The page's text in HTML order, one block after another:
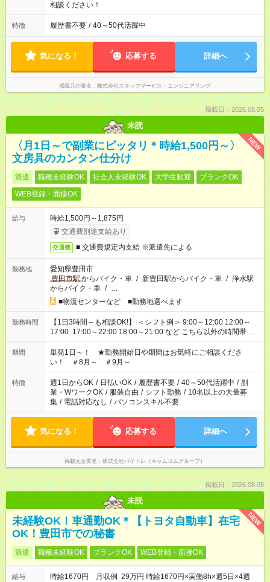
相談ください！
特徴 履歴書不要 / 40～50代活躍中
気になる！ 応募する 詳細へ
掲載元企業名 株式会社スタッフサービス・エンジニアリング
掲載日：2026.08.05
未読
NEW
〈月1日～で副業にピッタリ＊時給1,500円～〉
文房具のカンタン仕分け
派遣 職種未経験OK 社会人未経験OK 大学生歓迎
ブランクOK
WEB登録・面接OK
給与
時給1,500円～1,875円
交通費別途支給あり
交通費 ■ 交通費規定内支給 ※派遣先による
勤務地
愛知県豊田市
豊田市駅からバイク・車 / 新豊田駅からバイク・車 / 浄水駅
からバイク・車 / …
■物流センターなど ■勤務地選べます
勤務時間
【1日3時間～も相談OK!】 ＜シフト例＞ 9:00～12:00 12:00～
17:00 17:00～22:00 18:00～21:00 など こちら以外の時間帯も
お気軽にご相談ください！
期間
単発1日～！ ★勤務開始日や期間はお気軽にご相談くださ
い！ ＃8月～ ＃9月～
特徴 週1日からOK / 日払いOK / 履歴書不要 / 40～50代活躍中 / 副
業・WワークOK / 服装自由 / シフト勤務 / 10名以上の大量募
集 / 電話対応なし / パソコンスキル不要
気になる！ 応募する 詳細へ
掲載元企業名 株式会社バイトレ（キャムコムグループ）
掲載日：2026.08.05
未読
NEW
未経験OK！車通勤OK＊【トヨタ自動車】在宅
OK！豊田市での秘書
派遣 職種未経験OK ブランクOK WEB登録・面接OK
給与 時給1670円 月収例 29万円 時給1670円×実働8h×週5日×4週